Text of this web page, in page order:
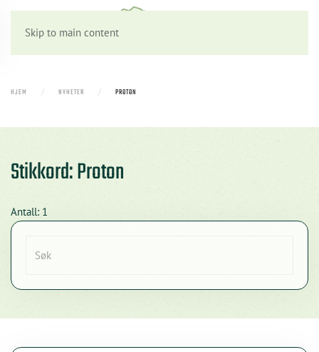
Skip to main content
HJEM NYHETER PROTON
Stikkord: Proton
Antall: 1